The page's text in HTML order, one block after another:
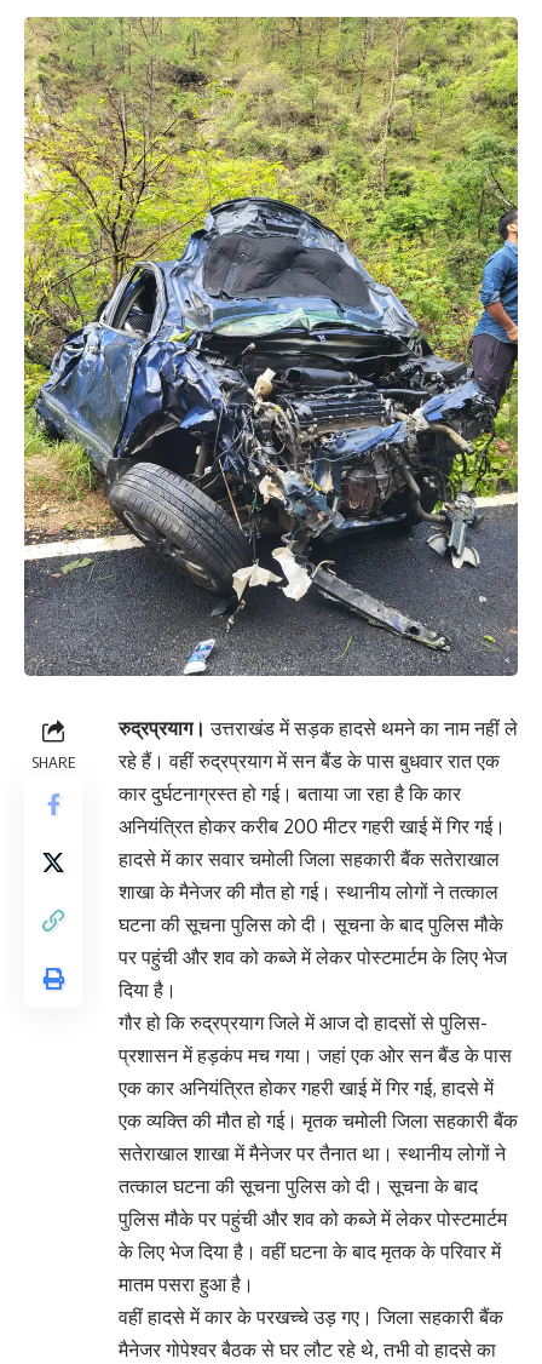
SHARE
रुद्रप्रयाग। उत्तराखंड में सड़क हादसे थमने का नाम नहीं ले
रहे हैं। वहीं रुद्रप्रयाग में सन बैंड के पास बुधवार रात एक
कार दुर्घटनाग्रस्त हो गई। बताया जा रहा है कि कार
अनियंत्रित होकर करीब 200 मीटर गहरी खाई में गिर गई।
हादसे में कार सवार चमोली जिला सहकारी बैंक सतेराखाल
शाखा के मैनेजर की मौत हो गई। स्थानीय लोगों ने तत्काल
घटना की सूचना पुलिस को दी। सूचना के बाद पुलिस मौके
पर पहुंची और शव को कब्जे में लेकर पोस्टमार्टम के लिए भेज
दिया है।
गौर हो कि रुद्रप्रयाग जिले में आज दो हादसों से पुलिस-
प्रशासन में हड़कंप मच गया। जहां एक ओर सन बैंड के पास
एक कार अनियंत्रित होकर गहरी खाई में गिर गई, हादसे में
एक व्यक्ति की मौत हो गई। मृतक चमोली जिला सहकारी बैंक
सतेराखाल शाखा में मैनेजर पर तैनात था। स्थानीय लोगों ने
तत्काल घटना की सूचना पुलिस को दी। सूचना के बाद
पुलिस मौके पर पहुंची और शव को कब्जे में लेकर पोस्टमार्टम
के लिए भेज दिया है। वहीं घटना के बाद मृतक के परिवार में
मातम पसरा हुआ है।
वहीं हादसे में कार के परखच्चे उड़ गए। जिला सहकारी बैंक
मैनेजर गोपेश्वर बैठक से घर लौट रहे थे, तभी वो हादसे का